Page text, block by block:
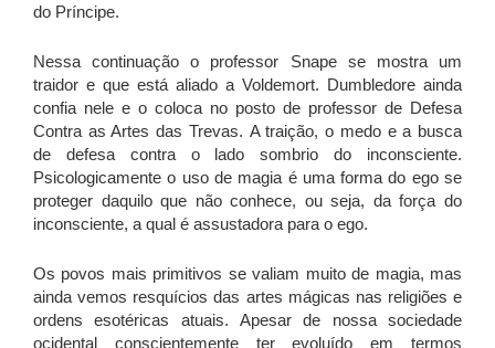
do Príncipe.
Nessa continuação o professor Snape se mostra um
traidor e que está aliado a Voldemort. Dumbledore ainda
confia nele e o coloca no posto de professor de Defesa
Contra as Artes das Trevas. A traição, o medo e a busca
de defesa contra o lado sombrio do inconsciente.
Psicologicamente o uso de magia é uma forma do ego se
proteger daquilo que não conhece, ou seja, da força do
inconsciente, a qual é assustadora para o ego.
Os povos mais primitivos se valiam muito de magia, mas
ainda vemos resquícios das artes mágicas nas religiões e
ordens esotéricas atuais. Apesar de nossa sociedade
ocidental conscientemente ter evoluído em termos